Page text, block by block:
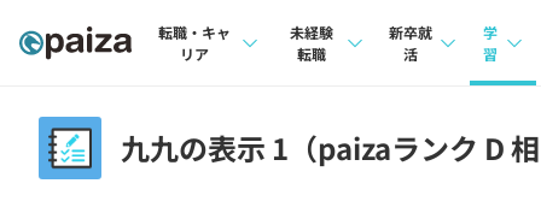
転職・キャ
リア
インタビュー
未経験
転職
インタビュー
新卒就
活
本選考
学
習
問題集
九九の表示 1（paizaランク D